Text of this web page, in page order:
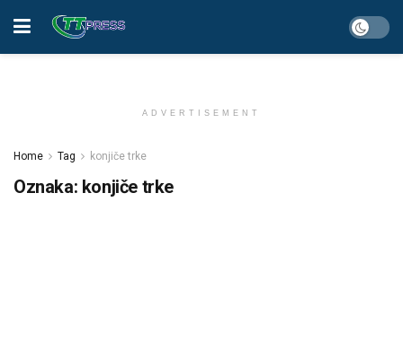
ADVERTISEMENT
Home Tag konjiče trke
Oznaka: konjiče trke